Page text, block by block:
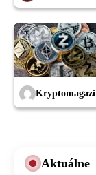
Aktuálne